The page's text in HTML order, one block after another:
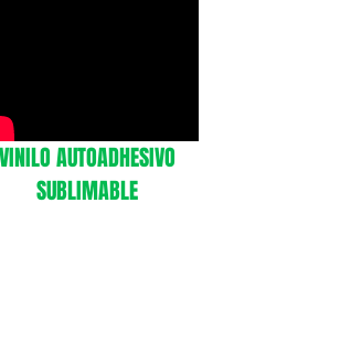
VINILO AUTOADHESIVO
SUBLIMABLE